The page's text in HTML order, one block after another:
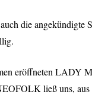
die angekündigte
eröffneten LADY
ließ uns,